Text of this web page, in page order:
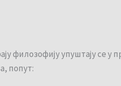
филозофију упуштају се у
попут: